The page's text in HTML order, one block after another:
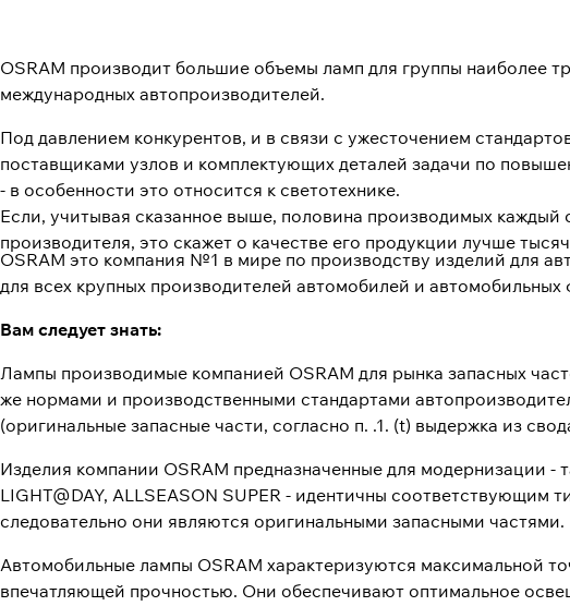
OSRAM производит большие объемы ламп для группы наиболее
международных автопроизводителей.
Под давлением конкурентов, и в связи с ужесточением
поставщиками узлов и комплектующих деталей задачи по
- в особенности это относится к светотехнике.
Если, учитывая сказанное выше, половина производимых
производителя, это скажет о качестве его продукции лучше
OSRAM это компания №1 в мире по производству изделий для
для всех крупных производителей автомобилей и автомобильных
Вам следует знать:
Лампы производимые компанией OSRAM для рынка запасных
же нормами и производственными стандартами
(оригинальные запасные части, согласно п. .1. (t) выдержка из
Изделия компании OSRAM предназначенные для модернизации -
LIGHT@DAY, ALLSEASON SUPER - идентичны
следовательно они являются оригинальными запасными частями.
Автомобильные лампы OSRAM характеризуются максимальной
впечатляющей прочностью. Они обеспечивают оптимальное